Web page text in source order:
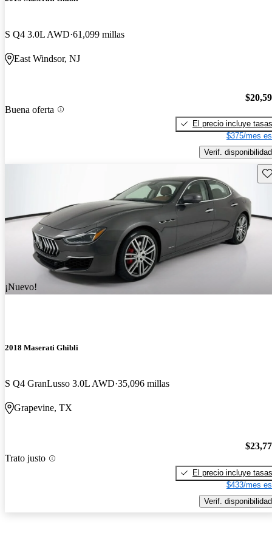
S Q4 3.0L AWD 61,099 millas
East Windsor, NJ
Buena oferta
El precio incluye tasas
$375/mes
Verif. disponibilidad
¡Nuevo!
2018 Maserati Ghibli
S Q4 GranLusso 3.0L AWD 35,096 millas
Grapevine, TX
Trato justo
El precio incluye tasas
$433/mes
Verif. disponibilidad